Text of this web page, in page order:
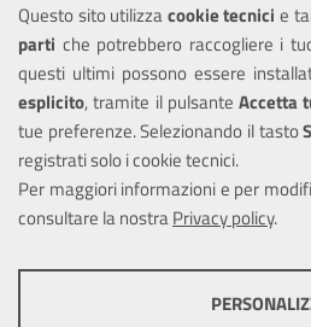
Questo sito utilizzacookie tecnicie
parti che potrebbero raccogliere i
questi ultimi possono essere
esplicito, tramite il pulsante Accetta
tue preferenze. Selezionando il tasto
registrati solo i cookie tecnici.
Per maggiori informazioni e per
consultare la nostraPrivacy policy.
Amministrazione trasparente
Informativa privacy
Note legali
Piano di miglioramento dei servizi
Dichiarazione di accessibilità